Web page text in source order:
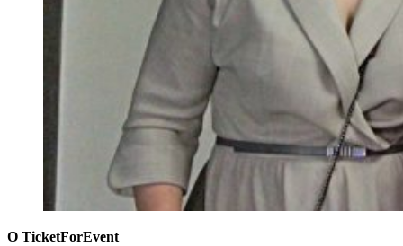
O TicketForEvent